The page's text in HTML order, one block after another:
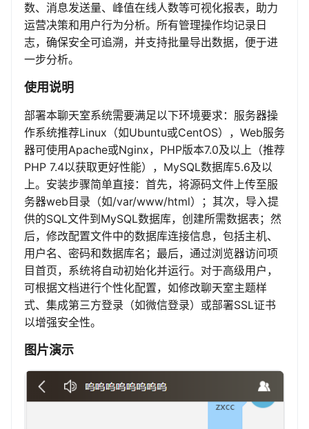
数、消息发送量、峰值在线人数等可视化报表，助力
运营决策和用户行为分析。所有管理操作均记录日
志，确保安全可追溯，并支持批量导出数据，便于进
一步分析。
使用说明
部署本聊天室系统需要满足以下环境要求：服务器操
作系统推荐Linux（如Ubuntu或CentOS），Web服务
器可使用Apache或Nginx，PHP版本7.0及以上（推荐
PHP 7.4以获取更好性能），MySQL数据库5.6及以
上。安装步骤简单直接：首先，将源码文件上传至服
务器web目录（如/var/www/html）；其次，导入提
供的SQL文件到MySQL数据库，创建所需数据表；然
后，修改配置文件中的数据库连接信息，包括主机、
用户名、密码和数据库名；最后，通过浏览器访问项
目首页，系统将自动初始化并运行。对于高级用户，
可根据文档进行个性化配置，如修改聊天室主题样
式、集成第三方登录（如微信登录）或部署SSL证书
以增强安全性。
图片演示